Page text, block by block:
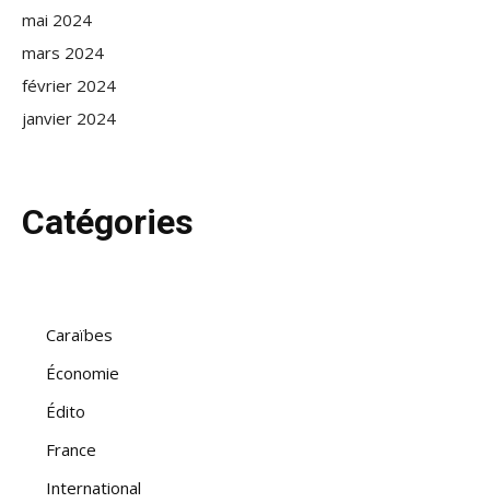
mai 2024
mars 2024
février 2024
janvier 2024
Catégories
Caraïbes
Économie
Édito
France
International